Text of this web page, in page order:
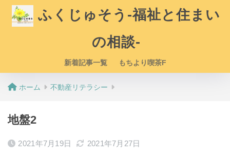
ふくじゅそう-福祉と住まい
の相談-
新着記事一覧 もちより喫茶F
ホーム 不動産リテラシー
地盤2
2021年7月19日 2021年7月27日